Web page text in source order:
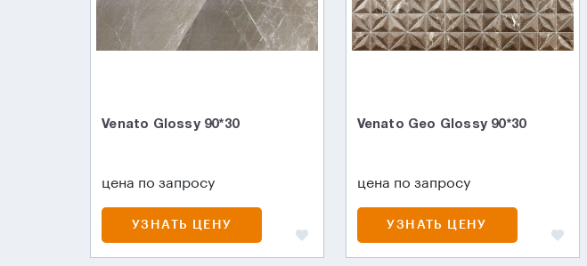
Venato Glossy 90*30
цена по запросу
УЗНАТЬ ЦЕНУ
Venato Geo Glossy 90*30
цена по запросу
УЗНАТЬ ЦЕНУ